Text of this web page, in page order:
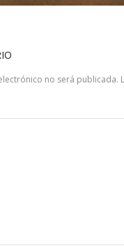
no será publicada.